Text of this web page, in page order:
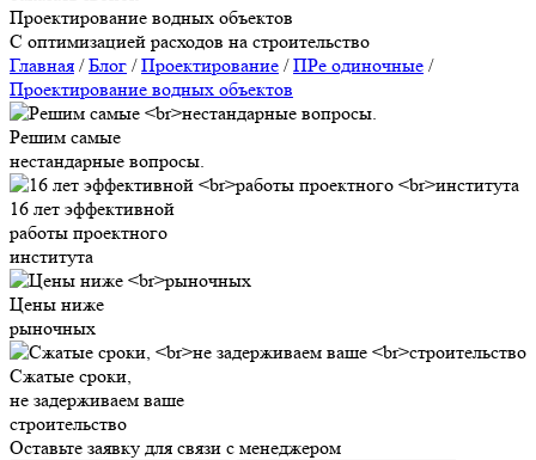
Проектирование водных объектов
С оптимизацией расходов на строительство
Главная /Блог /Проектирование /ПРе одиночные /
Проектирование водных объектов
Решим самые
нестандарные вопросы.
16 лет эффективной
работы проектного
института
Цены ниже
рыночных
Сжатые сроки,
не задерживаем ваше
строительство
Оставьте заявку для связи с менеджером